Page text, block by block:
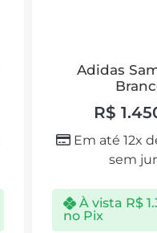
Adidas
R$
Em até 12x
sem
À vista R$
no Pix